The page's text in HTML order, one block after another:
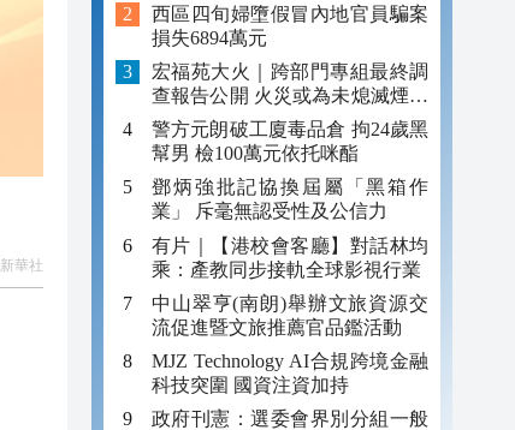
新華社
西區四旬婦墮假冒內地官員騙案
損失6894萬元
宏福苑大火｜跨部門專組最終調
查報告公開 火災或為未熄滅煙頭
引發
警方元朗破工廈毒品倉 拘24歲黑
幫男 檢100萬元依托咪酯
鄧炳強批記協換屆屬「黑箱作
業」 斥毫無認受性及公信力
有片｜【港校會客廳】對話林均
乘：產教同步接軌全球影視行業
中山翠亨(南朗)舉辦文旅資源交
流促進暨文旅推薦官品鑑活動
MJZ Technology AI合規跨境金融
科技突圍 國資注資加持
政府刊憲：選委會界別分組一般